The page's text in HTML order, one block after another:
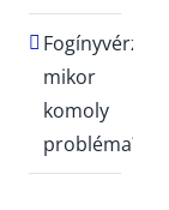
Fogínyvérzés:
mikor
komoly
probléma?